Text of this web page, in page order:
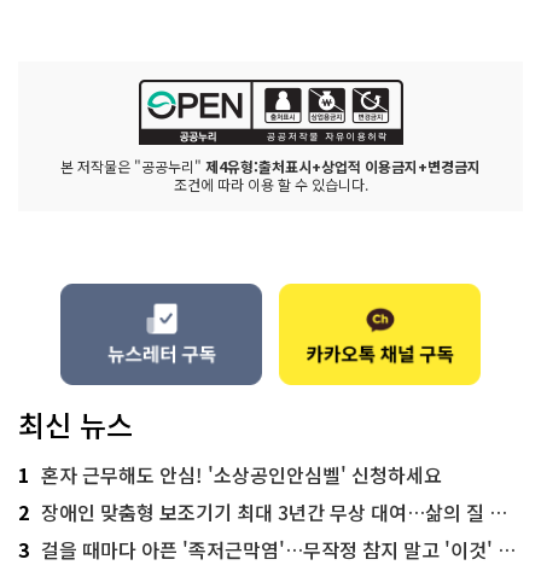
본 저작물은 "공공누리" 제4유형:출처표시+상업적 이용금지+변경금지
조건에 따라 이용 할 수 있습니다.
최신 뉴스
1 혼자 근무해도 안심! '소상공인안심벨' 신청하세요
2 장애인 맞춤형 보조기기 최대 3년간 무상 대여…삶의 질 높인다
3 걸을 때마다 아픈 '족저근막염'…무작정 참지 말고 '이것' 해보세요!